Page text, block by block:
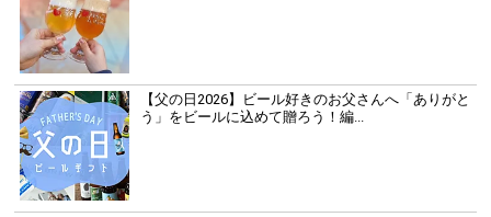
【父の日2026】ビール好きのお父さんへ「ありがと
う」をビールに込めて贈ろう！編...